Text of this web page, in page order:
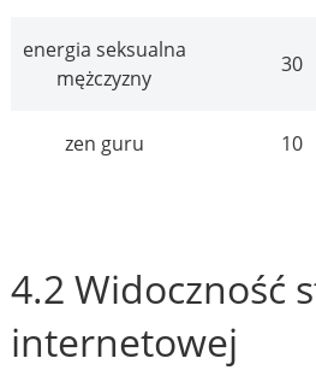
energia seksualna
mężczyzny
30
zen guru 10
4.2 Widoczność
internetowej